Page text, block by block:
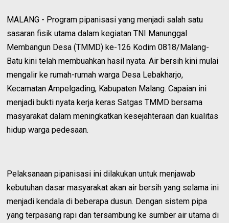
MALANG - Program pipanisasi yang menjadi salah satu
sasaran fisik utama dalam kegiatan TNI Manunggal
Membangun Desa (TMMD) ke-126 Kodim 0818/Malang-
Batu kini telah membuahkan hasil nyata. Air bersih kini mulai
mengalir ke rumah-rumah warga Desa Lebakharjo,
Kecamatan Ampelgading, Kabupaten Malang. Capaian ini
menjadi bukti nyata kerja keras Satgas TMMD bersama
masyarakat dalam meningkatkan kesejahteraan dan kualitas
hidup warga pedesaan.
Pelaksanaan pipanisasi ini dilakukan untuk menjawab
kebutuhan dasar masyarakat akan air bersih yang selama ini
menjadi kendala di beberapa dusun. Dengan sistem pipa
yang terpasang rapi dan tersambung ke sumber air utama di